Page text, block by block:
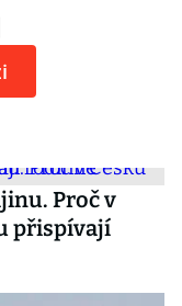
Proč v
přispívají